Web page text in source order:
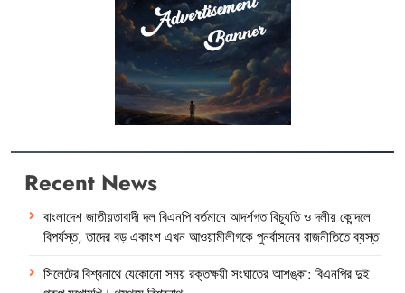
Recent News
বাংলাদেশ জাতীয়তাবাদী দল বিএনপি বর্তমানে আদর্শগত বিচ্যুতি ও দলীয় কোন্দলে
বিপর্যস্ত, তাদের বড় একাংশ এখন আওয়ামীলীগকে পুনর্বাসনের রাজনীতিতে ব্যস্ত
সিলেটের বিশ্বনাথে যেকোনো সময় রক্তক্ষয়ী সংঘাতের আশঙ্কা: বিএনপির দুই